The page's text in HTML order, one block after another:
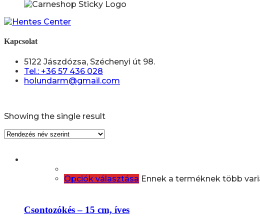
Kapcsolat
5122 Jászdózsa, Széchenyi út 98.
Tel.: +36 57 436 028
holundarm@gmail.com
Showing the single result
Opciók választása Ennek a terméknek több
Csontozókés – 15 cm, íves